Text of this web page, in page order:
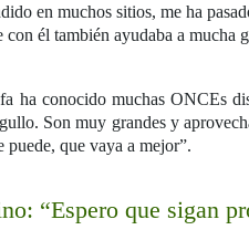
en muchos sitios, me ha
él también ayudaba a mucha
ha conocido muchas ONCEs
Son muy grandes y
puede, que vaya a mejor”.
“Espero que sigan